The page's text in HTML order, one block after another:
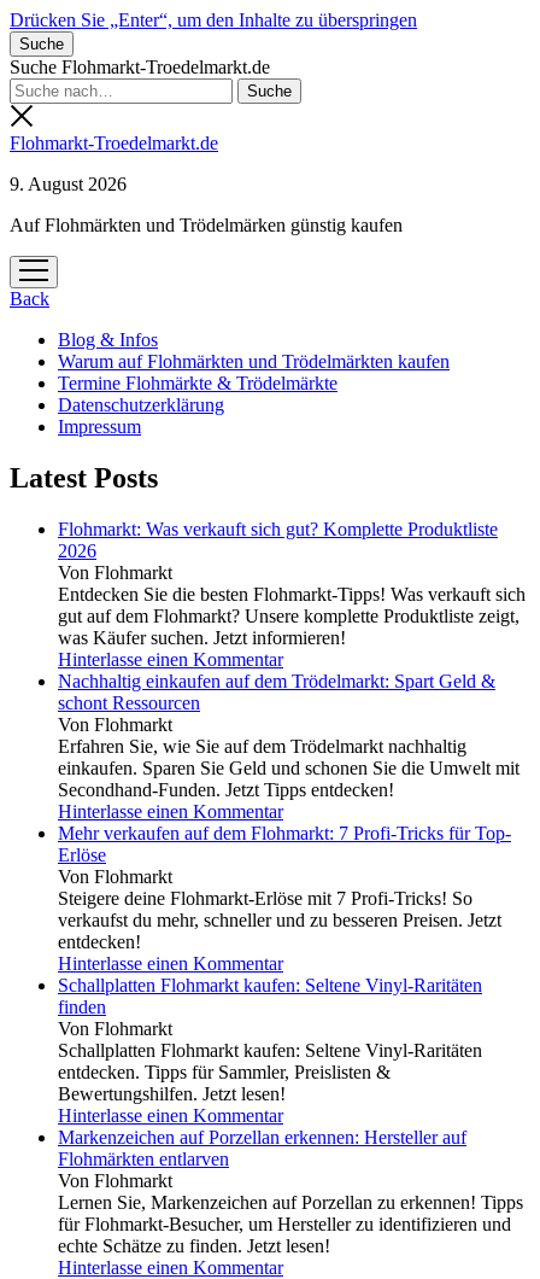
Drücken Sie „Enter“, um den Inhalte zu überspringen
Suche
Suche Flohmarkt-Troedelmarkt.de
Flohmarkt-Troedelmarkt.de
9. August 2026
Auf Flohmärkten und Trödelmärken günstig kaufen
Menü
öffnen
Back
Blog & Infos
Warum auf Flohmärkten und Trödelmärkten kaufen
Termine Flohmärkte & Trödelmärkte
Datenschutzerklärung
Impressum
Latest Posts
Flohmarkt: Was verkauft sich gut? Komplette Produktliste
2026
Von Flohmarkt
Entdecken Sie die besten Flohmarkt-Tipps! Was verkauft sich
gut auf dem Flohmarkt? Unsere komplette Produktliste zeigt,
was Käufer suchen. Jetzt informieren!
Hinterlasse einen Kommentar
Nachhaltig einkaufen auf dem Trödelmarkt: Spart Geld &
schont Ressourcen
Von Flohmarkt
Erfahren Sie, wie Sie auf dem Trödelmarkt nachhaltig
einkaufen. Sparen Sie Geld und schonen Sie die Umwelt mit
Secondhand-Funden. Jetzt Tipps entdecken!
Hinterlasse einen Kommentar
Mehr verkaufen auf dem Flohmarkt: 7 Profi-Tricks für Top-
Erlöse
Von Flohmarkt
Steigere deine Flohmarkt-Erlöse mit 7 Profi-Tricks! So
verkaufst du mehr, schneller und zu besseren Preisen. Jetzt
entdecken!
Hinterlasse einen Kommentar
Schallplatten Flohmarkt kaufen: Seltene Vinyl-Raritäten
finden
Von Flohmarkt
Schallplatten Flohmarkt kaufen: Seltene Vinyl-Raritäten
entdecken. Tipps für Sammler, Preislisten &
Bewertungshilfen. Jetzt lesen!
Hinterlasse einen Kommentar
Markenzeichen auf Porzellan erkennen: Hersteller auf
Flohmärkten entlarven
Von Flohmarkt
Lernen Sie, Markenzeichen auf Porzellan zu erkennen! Tipps
für Flohmarkt-Besucher, um Hersteller zu identifizieren und
echte Schätze zu finden. Jetzt lesen!
Hinterlasse einen Kommentar